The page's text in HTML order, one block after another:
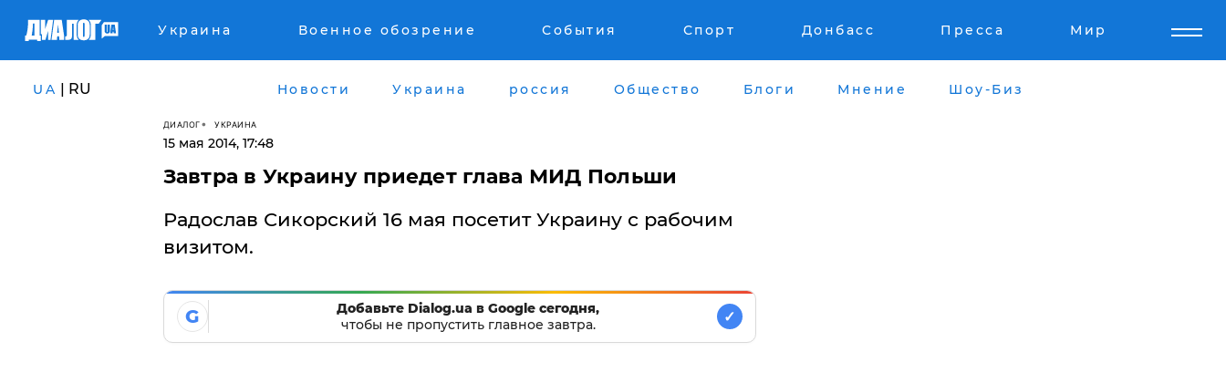
Украина Военное обозрение События Спорт Донбасс Пресса Мир
UA | RU Новости Украина россия Общество Блоги Мнение Шоу-Биз
ДИАЛОГ УКРАИНА
15 мая 2014, 17:48
Завтра в Украину приедет глава МИД Польши
Радослав Сикорский 16 мая посетит Украину с рабочим
визитом.
G
Добавьте Dialog.ua в Google сегодня,
чтобы не пропустить главное завтра.
✓